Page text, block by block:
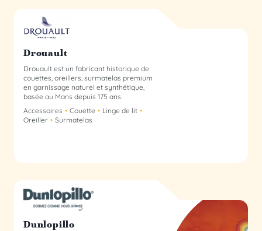
Drouault membre du collectif
Drouault
Drouault est un fabricant historique de
couettes, oreillers, surmatelas premium
en garnissage naturel et synthétique,
basée au Mans depuis 175 ans.
Accessoires
Couette
Linge de lit
Oreiller
Surmatelas
Dunlopillo Collectif
Dunlopillo